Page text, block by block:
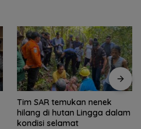
Tim SAR temukan nenek
hilang di hutan Lingga dalam
kondisi selamat